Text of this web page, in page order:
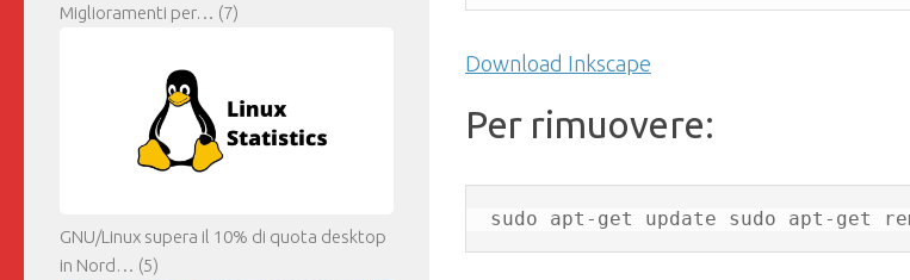
Download Inkscape
Per rimuovere:
Miglioramenti per… (7)
GNU/Linux supera il 10% di quota desktop
in Nord… (5)